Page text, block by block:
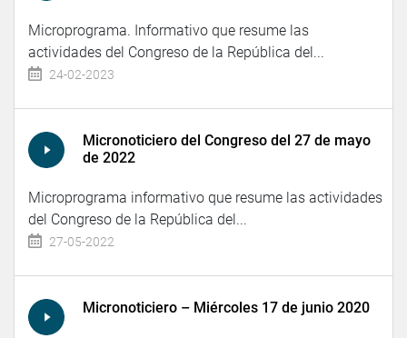
Microprograma. Informativo que resume las
actividades del Congreso de la República del...
24-02-2023
Micronoticiero del Congreso del 27 de mayo
de 2022
Microprograma informativo que resume las actividades
del Congreso de la República del...
27-05-2022
Micronoticiero – Miércoles 17 de junio 2020